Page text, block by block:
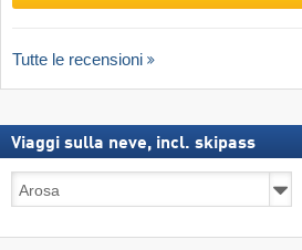
Tutte le recensioni
Viaggi sulla neve, incl. skipass
sulla
incl.